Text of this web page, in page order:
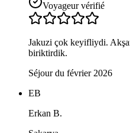
Voyageur vérifié
Jakuzi çok keyifliydi.
biriktirdik.
Séjour du février 2026
EB
Erkan B.